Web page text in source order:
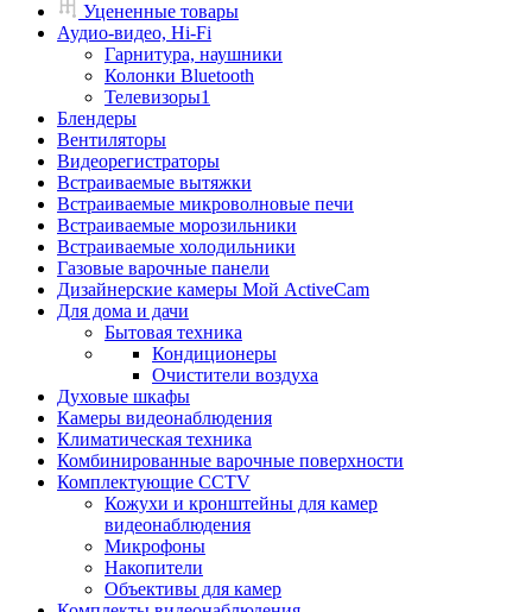
Уцененные товары
Аудио-видео, Hi-Fi
Гарнитура, наушники
Колонки Bluetooth
Телевизоры1
Блендеры
Вентиляторы
Видеорегистраторы
Встраиваемые вытяжки
Встраиваемые микроволновые печи
Встраиваемые морозильники
Встраиваемые холодильники
Газовые варочные панели
Дизайнерские камеры Мой ActiveCam
Для дома и дачи
Бытовая техника
Кондиционеры
Очистители воздуха
Духовые шкафы
Камеры видеонаблюдения
Климатическая техника
Комбинированные варочные поверхности
Комплектующие CCTV
Кожухи и кронштейны для камер
видеонаблюдения
Микрофоны
Накопители
Объективы для камер